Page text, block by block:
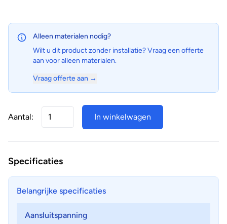
Alleen materialen nodig?
Wilt u dit product zonder installatie? Vraag een offerte
aan voor alleen materialen.
Vraag offerte aan →
Aantal: In winkelwagen
Specificaties
Belangrijke specificaties
Aansluitspanning